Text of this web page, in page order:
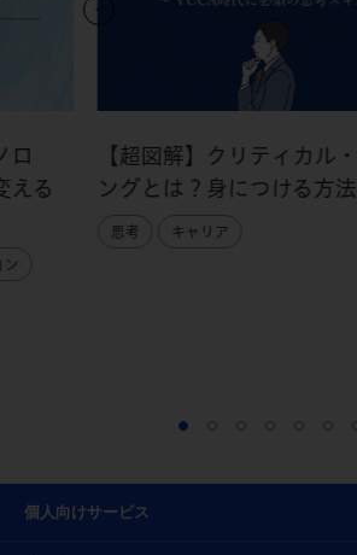
ロ
える
ン
【超図解】クリティカル
ングとは？身につける方
思考 キャリア
個人向けサービス